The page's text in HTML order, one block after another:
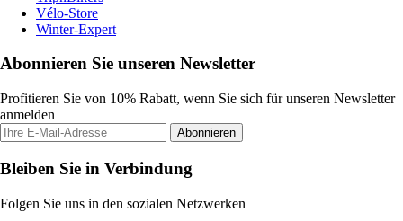
Vélo-Store
Winter-Expert
Abonnieren Sie unseren Newsletter
Profitieren Sie von 10% Rabatt, wenn Sie sich für unseren Newsletter
anmelden
Abonnieren
Bleiben Sie in Verbindung
Folgen Sie uns in den sozialen Netzwerken